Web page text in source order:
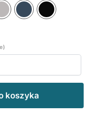
Różowy
Błękitny MiętowySzary
koszyka